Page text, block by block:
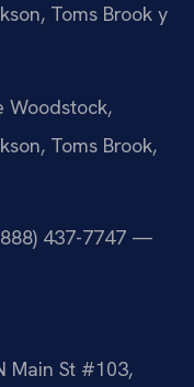
Toms Brook y
Woodstock,
Toms Brook,
437-7747 —
Main St #103,